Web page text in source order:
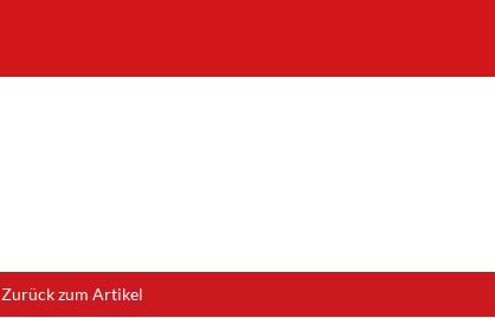
Zurück zum Artikel